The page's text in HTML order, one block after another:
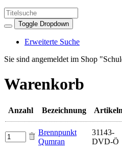
Toggle Dropdown
Erweiterte Suche
Sie sind angemeldet im Shop
Warenkorb
Anzahl Bezeichnung
Brennpunkt
Qumran
31143-
DVD-Ö